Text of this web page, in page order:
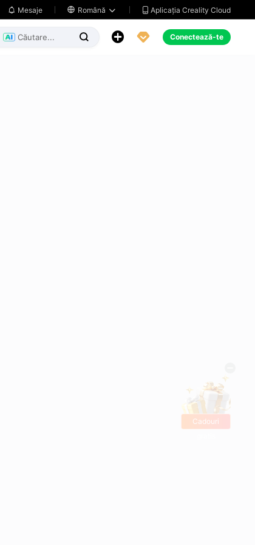
 Mesaje  Română   Aplicația Creality Cloud
   Conectează-te
Cadouri